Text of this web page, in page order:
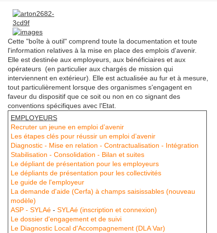
Cette "boîte à outil" comprend toute la documentation et toute
l'information relatives à la mise en place des emplois d'avenir.
Elle est destinée aux employeurs, aux bénéficiaires et aux
opérateurs (en particulier aux chargés de mission qui
interviennent en extérieur). Elle est actualisée au fur et à mesure,
tout particulièrement lorsque des organismes s'engagent en
faveur du dispositif que ce soit ou non en co signant des
conventions spécifiques avec l'Etat.
EMPLOYEURS
Recruter un jeune en emploi d’avenir
Les étapes clés pour réussir un emploi d’avenir
Diagnostic - Mise en relation - Contractualisation - Intégration
Stabilisation - Consolidation - Bilan et suites
Le dépliant de présentation pour les employeurs
Le dépliants de présentation pour les collectivités
Le guide de l'employeur
La demande d'aide (Cerfa) à champs saisissables (nouveau
modèle)
ASP - SYLAé - SYLAé (inscription et connexion)
Le dossier d'engagement et de suivi
Le Diagnostic Local d'Accompagnement (DLA Var)